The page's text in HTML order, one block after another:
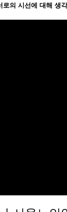
의 시선에 대해 생